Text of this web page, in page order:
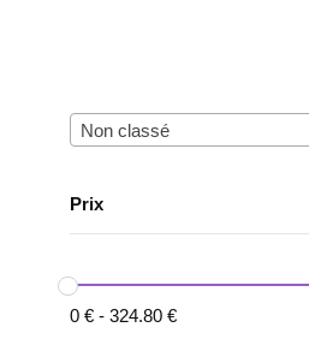
Non classé
Prix
0 € - 324.80 €